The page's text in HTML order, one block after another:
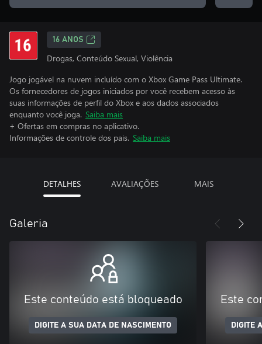
16 ANOS
Drogas, Conteúdo Sexual, Violência
Jogo jogável na nuvem incluído com o Xbox Game Pass Ultimate.
Os fornecedores de jogos iniciados por você recebem acesso às
suas informações de perfil do Xbox e aos dados associados
enquanto você joga. Saiba mais
+ Ofertas em compras no aplicativo.
Informações de controle dos pais. Saiba mais
DETALHES AVALIAÇÕES MAIS
Galeria
Este conteúdo está bloqueado
DIGITE A SUA DATA DE NASCIMENTO
Este
DIGITE